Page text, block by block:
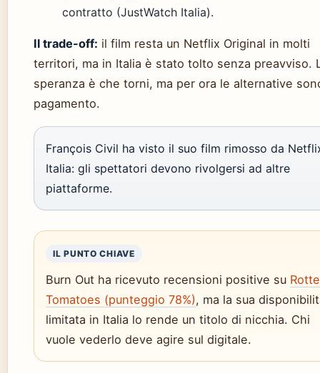
contratto (JustWatch Italia).
Il trade-off: il film resta un Netflix Original in molti
territori, ma in Italia è stato tolto senza preavviso.
speranza è che torni, ma per ora le alternative
pagamento.
François Civil ha visto il suo film rimosso da
Italia: gli spettatori devono rivolgersi ad altre
piattaforme.
IL PUNTO CHIAVE
Burn Out ha ricevuto recensioni positive su
Tomatoes (punteggio 78%), ma la sua
limitata in Italia lo rende un titolo di nicchia. Chi
vuole vederlo deve agire sul digitale.